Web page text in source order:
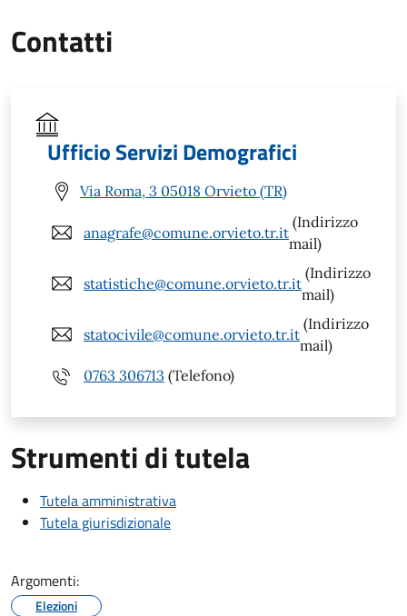
Contatti
Ufficio Servizi Demografici
Via Roma, 3 05018 Orvieto (TR)
anagrafe@comune.orvieto.tr.it
(Indirizzo
mail)
statistiche@comune.orvieto.tr.it
(Indirizzo
mail)
statocivile@comune.orvieto.tr.it
(Indirizzo
mail)
0763 306713 (Telefono)
Strumenti di tutela
Tutela amministrativa
Tutela giurisdizionale
Argomenti:
Elezioni